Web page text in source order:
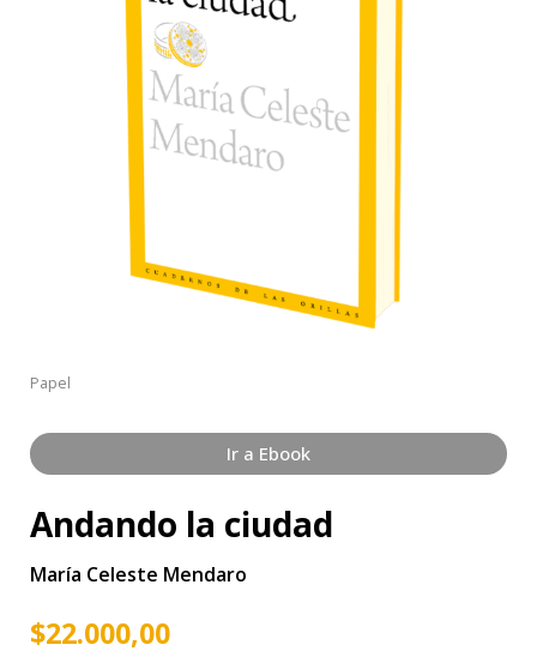
Papel
Ir a Ebook
Andando la ciudad
María Celeste Mendaro
$22.000,00